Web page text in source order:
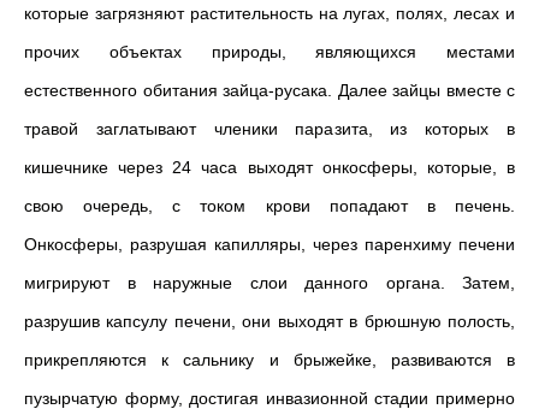
которые загрязняют растительность на лугах, полях, лесах и
прочих объектах природы, являющихся местами
естественного обитания зайца-русака. Далее зайцы вместе с
травой заглатывают членики паразита, из которых в
кишечнике через 24 часа выходят онкосферы, которые, в
свою очередь, с током крови попадают в печень.
Онкосферы, разрушая капилляры, через паренхиму печени
мигрируют в наружные слои данного органа. Затем,
разрушив капсулу печени, они выходят в брюшную полость,
прикрепляются к сальнику и брыжейке, развиваются в
пузырчатую форму, достигая инвазионной стадии примерно